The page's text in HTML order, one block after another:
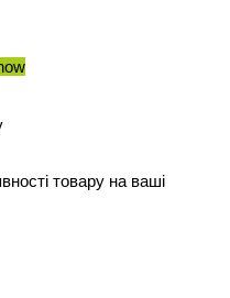
товару на ваші